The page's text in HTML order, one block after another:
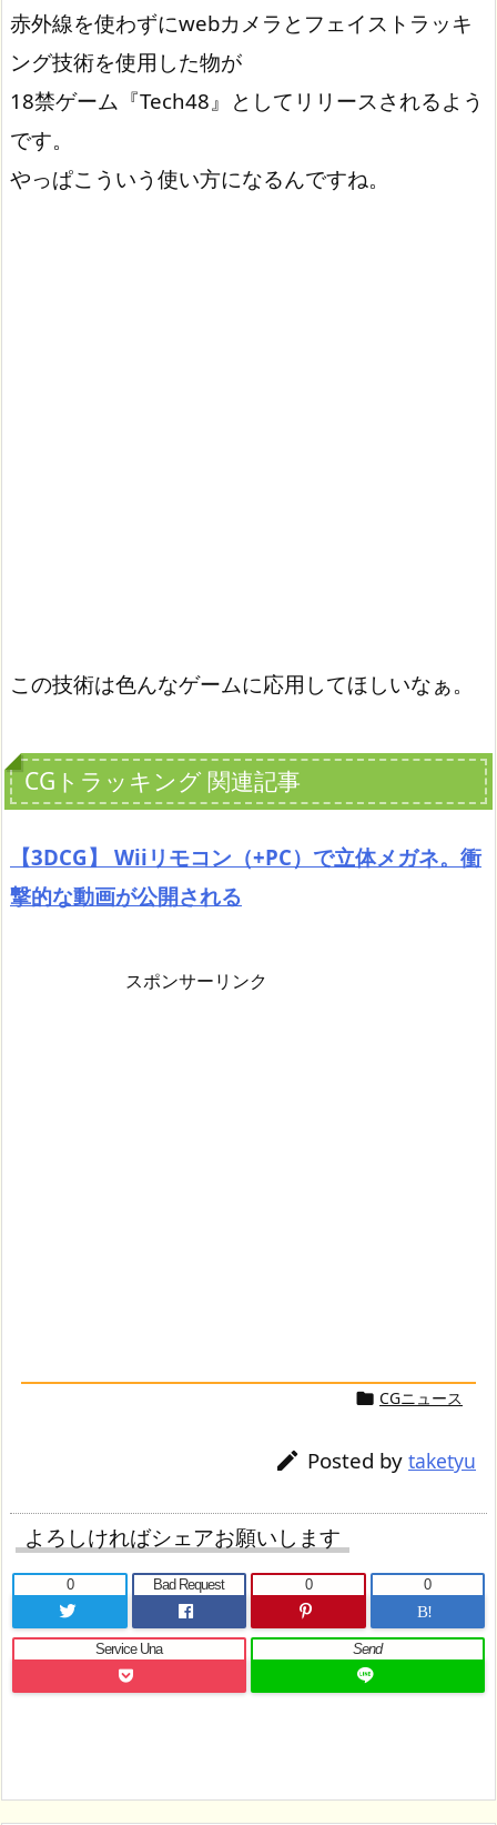
赤外線を使わずにwebカメラとフェイストラッキ
ング技術を使用した物が
18禁ゲーム『Tech48』としてリリースされるよう
です。
やっぱこういう使い方になるんですね。
この技術は色んなゲームに応用してほしいなぁ。
CGトラッキング 関連記事
【3DCG】 Wiiリモコン（+PC）で立体メガネ。衝
撃的な動画が公開される
スポンサーリンク
 CGニュース
 Posted by taketyu
よろしければシェアお願いします
0 Bad Request
0
B!
0
Service Una Send